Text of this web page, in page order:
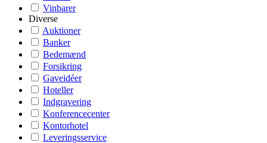
Vinbarer
Diverse
Auktioner
Banker
Bedemænd
Forsikring
Gaveidéer
Hoteller
Indgravering
Konferencecenter
Kontorhotel
Leveringsservice